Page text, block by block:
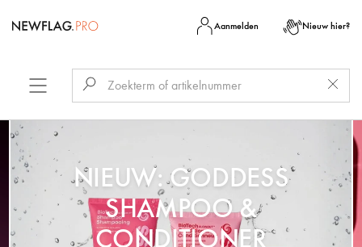
Aanmelden Nieuw hier?
NIEUW: GODDESS
SHAMPOO &
CONDITIONER